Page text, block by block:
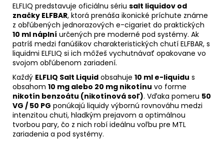
ELFLIQ predstavuje oficiálnu sériu salt liquidov od
značky ELFBAR, ktorá prenáša ikonické príchute známe
z obľúbených jednorazových e-cigariet do praktických
10 ml náplní určených pre moderné pod systémy. Ak
patríš medzi fanúšikov charakteristických chutí ELFBAR, s
liquidmi ELFLIQ si ich môžeš vychutnávať opakovane vo
svojom obľúbenom zariadení.
Každý ELFLIQ Salt Liquid obsahuje 10 ml e-liquidu s
obsahom 10 mg alebo 20 mg nikotínu vo forme
nikotín benzoátu (nikotínová soľ). Vďaka pomeru 50
VG / 50 PG ponúkajú liquidy výbornú rovnováhu medzi
intenzitou chuti, hladkým prejavom a optimálnou
tvorbou pary, čo z nich robí ideálnu voľbu pre MTL
zariadenia a pod systémy.